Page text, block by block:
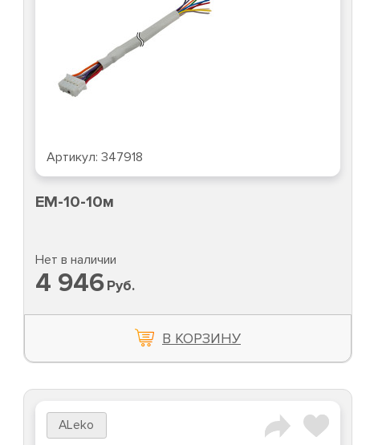
Артикул: 347918
EM-10-10м
Нет в наличии
4 946Руб.
В КОРЗИНУ
ALeko